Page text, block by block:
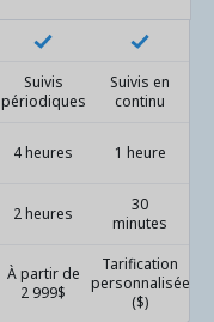
Suivis
périodiques
Suivis en
continu
4 heures 1 heure
2 heures
30
minutes
À partir de
2 999$
Tarification
personnalisée
($)